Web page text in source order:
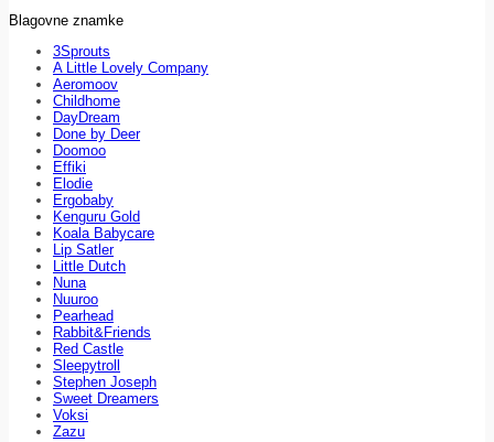
Blagovne znamke
3Sprouts
A Little Lovely Company
Aeromoov
Childhome
DayDream
Done by Deer
Doomoo
Effiki
Elodie
Ergobaby
Kenguru Gold
Koala Babycare
Lip Satler
Little Dutch
Nuna
Nuuroo
Pearhead
Rabbit&Friends
Red Castle
Sleepytroll
Stephen Joseph
Sweet Dreamers
Voksi
Zazu